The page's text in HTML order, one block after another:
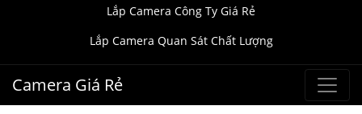
Lắp Camera Công Ty Giá Rẻ
Lắp Camera Quan Sát Chất Lượng
Camera Giá Rẻ